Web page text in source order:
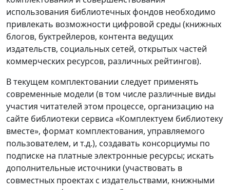
использования библиотечных фондов необходимо
привлекать возможности цифровой среды (книжных
блогов, буктрейлеров, контента ведущих
издательств, социальных сетей, открытых частей
коммерческих ресурсов, различных рейтингов).
В текущем комплектовании следует применять
современные модели (в том числе различные виды
участия читателей этом процессе, организацию на
сайте библиотеки сервиса «Комплектуем библиотеку
вместе», формат комплектования, управляемого
пользователем, и т.д.), создавать консорциумы по
подписке на платные электронные ресурсы; искать
дополнительные источники (участвовать в
совместных проектах с издательствами, книжными